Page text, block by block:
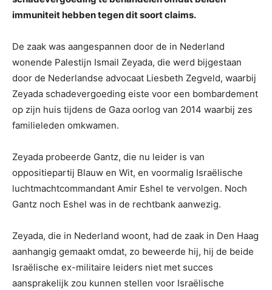
immuniteit hebben tegen dit soort claims.
De zaak was aangespannen door de in Nederland
wonende Palestijn Ismail Zeyada, die werd bijgestaan
door de Nederlandse advocaat Liesbeth Zegveld, waarbij
Zeyada schadevergoeding eiste voor een bombardement
op zijn huis tijdens de Gaza oorlog van 2014 waarbij zes
familieleden omkwamen.
Zeyada probeerde Gantz, die nu leider is van
oppositiepartij Blauw en Wit, en voormalig Israëlische
luchtmachtcommandant Amir Eshel te vervolgen. Noch
Gantz noch Eshel was in de rechtbank aanwezig.
Zeyada, die in Nederland woont, had de zaak in Den Haag
aanhangig gemaakt omdat, zo beweerde hij, hij de beide
Israëlische ex-militaire leiders niet met succes
aansprakelijk zou kunnen stellen voor Israëlische